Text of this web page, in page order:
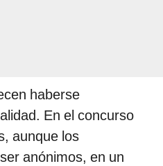
haberse
En el concurso
aunque los
anónimos, en un